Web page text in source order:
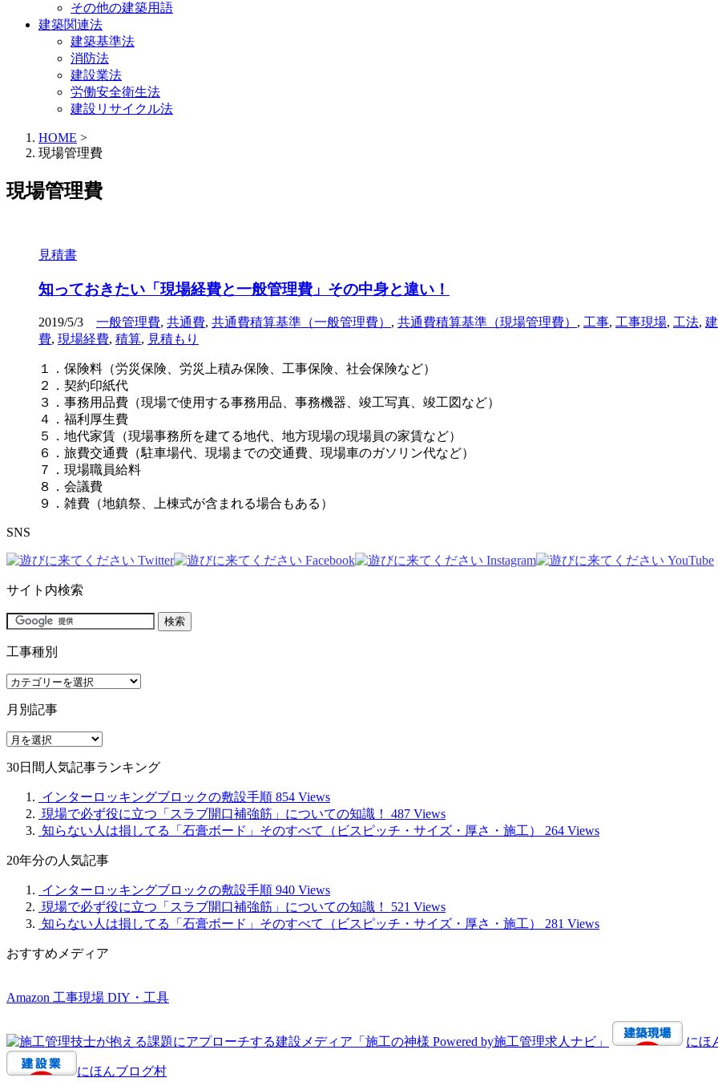
その他の建築用語
建築関連法
建築基準法
消防法
建設業法
労働安全衛生法
建設リサイクル法
HOME >
現場管理費
現場管理費
見積書
知っておきたい「現場経費と一般管理費」その中身と違い！
2019/5/3 一般管理費, 共通費, 共通費積算基準（一般管理費） , 共通費積算基準（現場管理費） , 工事, 工事現場, 工法,
費, 現場経費, 積算, 見積もり
１．保険料（労災保険、労災上積み保険、工事保険、社会保険など）
２．契約印紙代
３．事務用品費（現場で使用する事務用品、事務機器、竣工写真、竣工図など）
４．福利厚生費
５．地代家賃（現場事務所を建てる地代、地方現場の現場員の家賃など）
６．旅費交通費（駐車場代、現場までの交通費、現場車のガソリン代など）
７．現場職員給料
８．会議費
９．雑費（地鎮祭、上棟式が含まれる場合もある）
SNS
サイト内検索
工事種別
工
種
別
月別記事
月
記
30日間人気記事ランキング
インターロッキングブロックの敷設手順 854 Views
現場で必ず役に立つ「スラブ開口補強筋」についての知識！
487 Views
知らない人は損してる「石膏ボード」そのすべて（ビスピッチ・サイズ・厚さ・施工）
264 Views
20年分の人気記事
インターロッキングブロックの敷設手順 940 Views
現場で必ず役に立つ「スラブ開口補強筋」についての知識！
521 Views
知らない人は損してる「石膏ボード」そのすべて（ビスピッチ・サイズ・厚さ・施工）
281 Views
おすすめメディア
Amazon 工事現場 DIY・工具
にほ
にほんブログ村